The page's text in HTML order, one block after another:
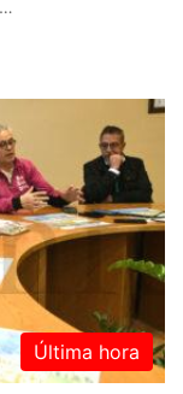
Última hora